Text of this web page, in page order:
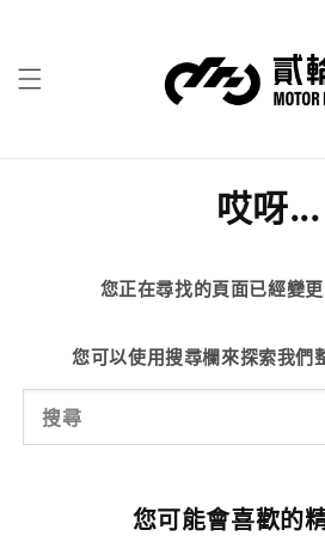
哎呀...
您正在尋找的頁面已經變
您可以使用搜尋欄來探索我們
搜尋
您可能會喜歡的